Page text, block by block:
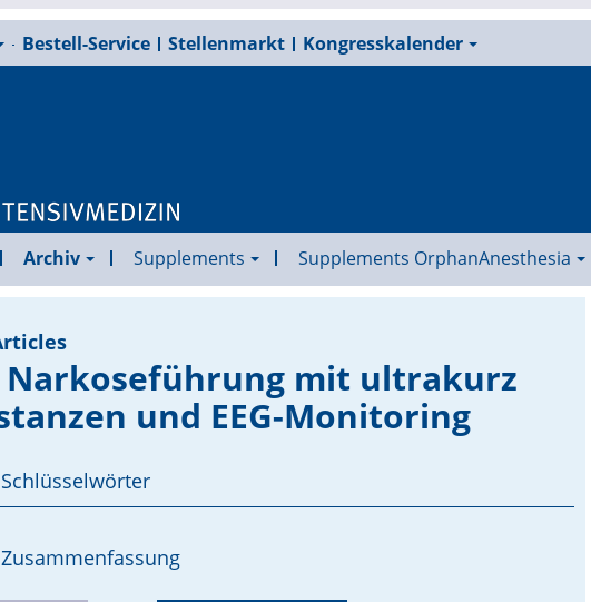
Bestell-Service Stellenmarkt Kongresskalender
Archiv Supplements Supplements OrphanAnesthesia
Narkoseführung mit ultrakurz
und EEG-Monitoring